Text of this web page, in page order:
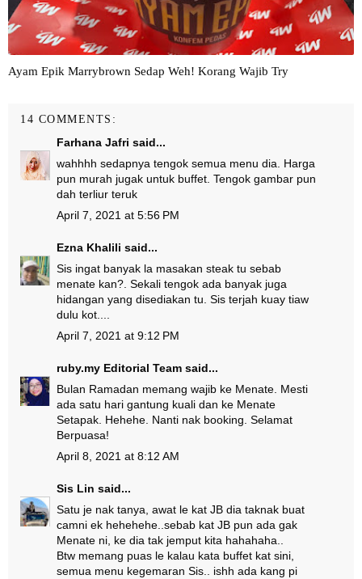
Ayam Epik Marrybrown Sedap Weh! Korang Wajib Try
14 COMMENTS:
Farhana Jafri said...
wahhhh sedapnya tengok semua menu dia. Harga
pun murah jugak untuk buffet. Tengok gambar pun
dah terliur teruk
April 7, 2021 at 5:56 PM
Ezna Khalili said...
Sis ingat banyak la masakan steak tu sebab
menate kan?. Sekali tengok ada banyak juga
hidangan yang disediakan tu. Sis terjah kuay tiaw
dulu kot....
April 7, 2021 at 9:12 PM
ruby.my Editorial Team said...
Bulan Ramadan memang wajib ke Menate. Mesti
ada satu hari gantung kuali dan ke Menate
Setapak. Hehehe. Nanti nak booking. Selamat
Berpuasa!
April 8, 2021 at 8:12 AM
Sis Lin said...
Satu je nak tanya, awat le kat JB dia taknak buat
camni ek hehehehe..sebab kat JB pun ada gak
Menate ni, ke dia tak jemput kita hahahaha..
Btw memang puas le kalau kata buffet kat sini,
semua menu kegemaran Sis.. ishh ada kang pi